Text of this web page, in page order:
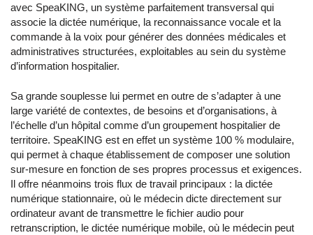
avec SpeaKING, un système parfaitement transversal qui
associe la dictée numérique, la reconnaissance vocale et la
commande à la voix pour générer des données médicales et
administratives structurées, exploitables au sein du système
d’information hospitalier.
Sa grande souplesse lui permet en outre de s’adapter à une
large variété de contextes, de besoins et d’organisations, à
l’échelle d’un hôpital comme d’un groupement hospitalier de
territoire. SpeaKING est en effet un système 100 % modulaire,
qui permet à chaque établissement de composer une solution
sur-mesure en fonction de ses propres processus et exigences.
Il offre néanmoins trois flux de travail principaux : la dictée
numérique stationnaire, où le médecin dicte directement sur
ordinateur avant de transmettre le fichier audio pour
retranscription, le dictée numérique mobile, où le médecin peut